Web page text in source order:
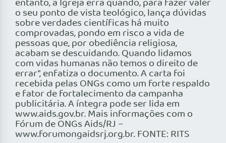
entanto, a Igreja erra quando, para fazer valer
o seu ponto de vista teológico, lança dúvidas
sobre verdades científicas há muito
comprovadas, pondo em risco a vida de
pessoas que, por obediência religiosa,
acabam se descuidando. Quando lidamos
com vidas humanas não temos o direito de
errar”, enfatiza o documento. A carta foi
recebida pelas ONGs como um forte respaldo
e fator de fortalecimento da campanha
publicitária. A íntegra pode ser lida em
www.aids.gov.br. Mais informações com o
Fórum de ONGs Aids/RJ –
www.forumongaidsrj.org.br. FONTE: RITS